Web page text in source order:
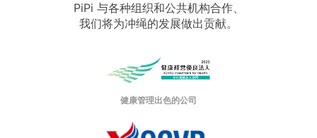
PiPi 与各种组织和公共机构合作、
我们将为冲绳的发展做出贡献。
健康管理出色的公司